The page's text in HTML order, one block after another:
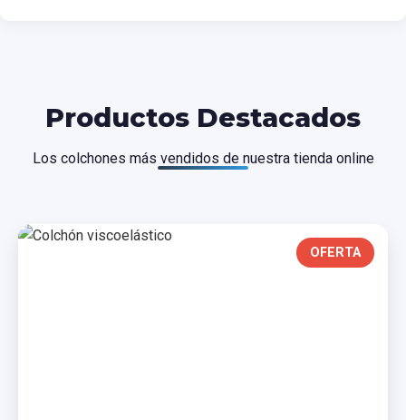
Productos Destacados
Los colchones más vendidos de nuestra tienda online
OFERTA